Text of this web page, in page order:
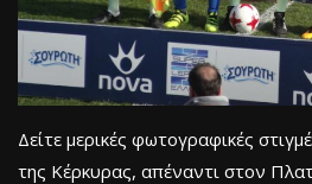
Δείτε μερικές φωτογραφικές
της Κέρκυρας, απέναντι στον